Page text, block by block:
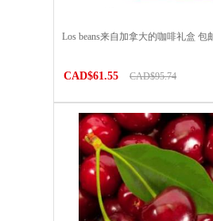
Los beans来自加拿大的咖啡礼盒 包
CAD$61.55 CAD$95.74